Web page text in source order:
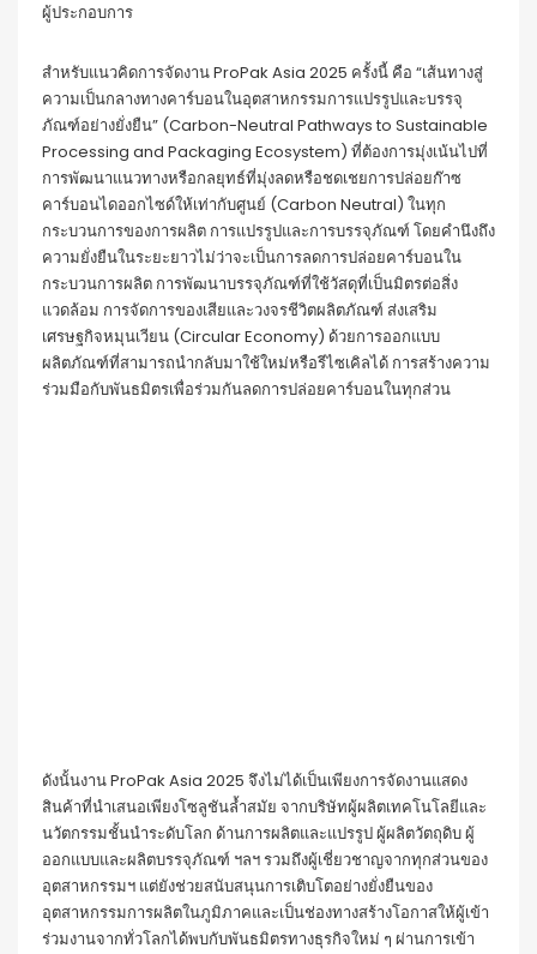
ผู้ประกอบการ
สำหรับแนวคิดการจัดงาน ProPak Asia 2025 ครั้งนี้ คือ “เส้นทางสู่
ความเป็นกลางทางคาร์บอนในอุตสาหกรรมการแปรรูปและบรรจุ
ภัณฑ์อย่างยั่งยืน” (Carbon-Neutral Pathways to Sustainable
Processing and Packaging Ecosystem) ที่ต้องการมุ่งเน้นไปที่
การพัฒนาแนวทางหรือกลยุทธ์ที่มุ่งลดหรือชดเชยการปล่อยก๊าซ
คาร์บอนไดออกไซด์ให้เท่ากับศูนย์ (Carbon Neutral) ในทุก
กระบวนการของการผลิต การแปรรูปและการบรรจุภัณฑ์ โดยคำนึงถึง
ความยั่งยืนในระยะยาวไม่ว่าจะเป็นการลดการปล่อยคาร์บอนใน
กระบวนการผลิต การพัฒนาบรรจุภัณฑ์ที่ใช้วัสดุที่เป็นมิตรต่อสิ่ง
แวดล้อม การจัดการของเสียและวงจรชีวิตผลิตภัณฑ์ ส่งเสริม
เศรษฐกิจหมุนเวียน (Circular Economy) ด้วยการออกแบบ
ผลิตภัณฑ์ที่สามารถนำกลับมาใช้ใหม่หรือรีไซเคิลได้ การสร้างความ
ร่วมมือกับพันธมิตรเพื่อร่วมกันลดการปล่อยคาร์บอนในทุกส่วน
ดังนั้นงาน ProPak Asia 2025 จึงไม่ได้เป็นเพียงการจัดงานแสดง
สินค้าที่นำเสนอเพียงโซลูชันล้ำสมัย จากบริษัทผู้ผลิตเทคโนโลยีและ
นวัตกรรมชั้นนำระดับโลก ด้านการผลิตและแปรรูป ผู้ผลิตวัตถุดิบ ผู้
ออกแบบและผลิตบรรจุภัณฑ์ ฯลฯ รวมถึงผู้เชี่ยวชาญจากทุกส่วนของ
อุตสาหกรรมฯ แต่ยังช่วยสนับสนุนการเติบโตอย่างยั่งยืนของ
อุตสาหกรรมการผลิตในภูมิภาคและเป็นช่องทางสร้างโอกาสให้ผู้เข้า
ร่วมงานจากทั่วโลกได้พบกับพันธมิตรทางธุรกิจใหม่ ๆ ผ่านการเข้า